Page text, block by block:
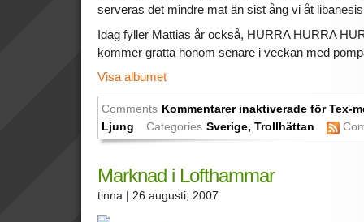
serveras det mindre mat än sist ång vi åt
Idag fyller Mattias år också, HURRA HURRA
kommer gratta honom senare i veckan med
Visa albumet
Comments Kommentarer inaktiverade för Tex-
Ljung
Categories Sverige,Trollhättan
Marknad i Lofthammar
tinna | 26 augusti, 2007